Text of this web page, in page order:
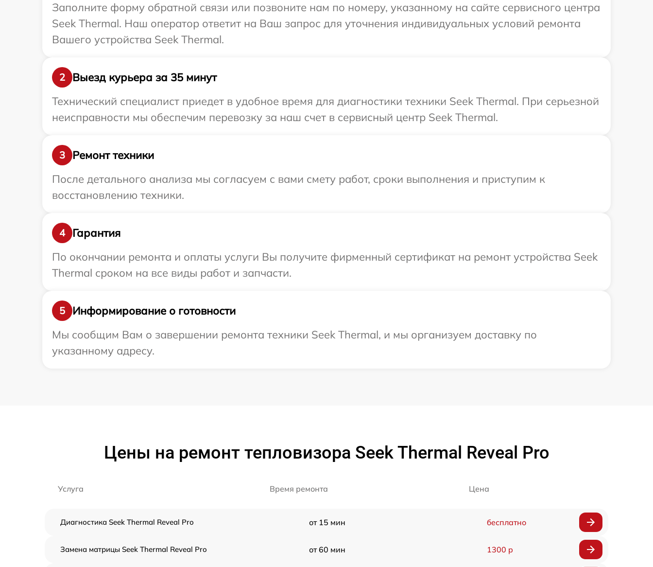
Заполните форму обратной связи или позвоните нам по номеру, указанному на сайте сервисного центра
Seek Thermal. Наш оператор ответит на Ваш запрос для уточнения индивидуальных условий ремонта
Вашего устройства Seek Thermal.
2
Выезд курьера за 35 минут
Технический специалист приедет в удобное время для диагностики техники Seek Thermal. При серьезной
неисправности мы обеспечим перевозку за наш счет в сервисный центр Seek Thermal.
3
Ремонт техники
После детального анализа мы согласуем с вами смету работ, сроки выполнения и приступим к
восстановлению техники.
4
Гарантия
По окончании ремонта и оплаты услуги Вы получите фирменный сертификат на ремонт устройства Seek
Thermal сроком на все виды работ и запчасти.
5
Информирование о готовности
Мы сообщим Вам о завершении ремонта техники Seek Thermal, и мы организуем доставку по
указанному адресу.
Цены на ремонт тепловизора Seek Thermal Reveal Pro
Услуга Время ремонта Цена
Диагностика Seek Thermal Reveal Pro от 15 мин бесплатно
Замена матрицы Seek Thermal Reveal Pro от 60 мин 1300 р